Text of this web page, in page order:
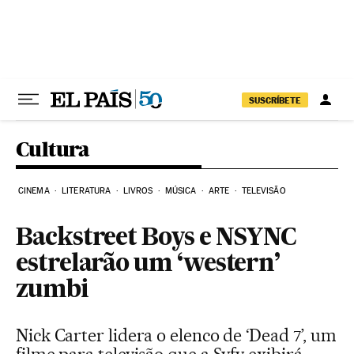
SUSCRÍBETE
Cultura
CINEMA LITERATURA LIVROS MÚSICA ARTE TELEVISÃO
Backstreet Boys e NSYNC
estrelarão um ‘western’
zumbi
Nick Carter lidera o elenco de ‘Dead 7’, um